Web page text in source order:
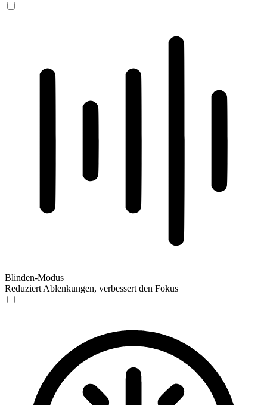
Blinden-Modus
Reduziert Ablenkungen, verbessert den Fokus